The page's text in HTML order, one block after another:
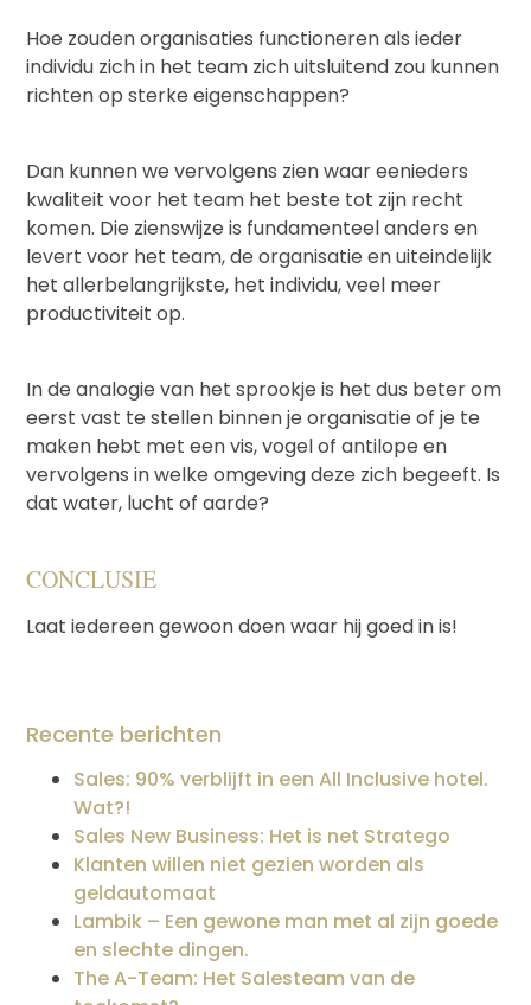
Hoe zouden organisaties functioneren als ieder
individu zich in het team zich uitsluitend zou kunnen
richten op sterke eigenschappen?
Dan kunnen we vervolgens zien waar eenieders
kwaliteit voor het team het beste tot zijn recht
komen. Die zienswijze is fundamenteel anders en
levert voor het team, de organisatie en uiteindelijk
het allerbelangrijkste, het individu, veel meer
productiviteit op.
In de analogie van het sprookje is het dus beter om
eerst vast te stellen binnen je organisatie of je te
maken hebt met een vis, vogel of antilope en
vervolgens in welke omgeving deze zich begeeft. Is
dat water, lucht of aarde?
CONCLUSIE
Laat iedereen gewoon doen waar hij goed in is!
Recente berichten
Sales: 90% verblijft in een All Inclusive hotel.
Wat?!
Sales New Business: Het is net Stratego
Klanten willen niet gezien worden als
geldautomaat
Lambik – Een gewone man met al zijn goede
en slechte dingen.
The A-Team: Het Salesteam van de